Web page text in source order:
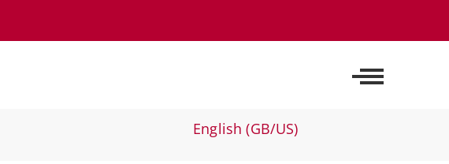
Off-Canvas
Sprache auswählen
English (GB/US)